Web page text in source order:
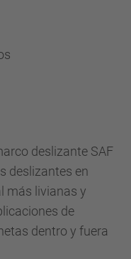
deslizante SAF
deslizantes en
más livianas y
de
dentro y fuera